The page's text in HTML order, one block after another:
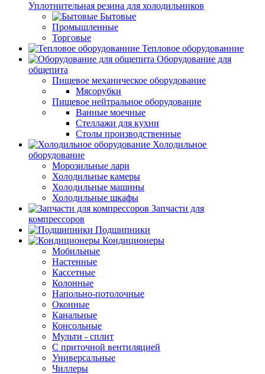
Уплотнительная резина для холодильников
Бытовые
Промышленные
Торговые
Тепловое оборудованние
Оборудование для
общепита
Пищевое механическое оборудование
Мясорубки
Пищевое нейтральное оборудование
Ванные моечные
Стеллажи для кухни
Столы производственные
Холодильное
оборудование
Морозильные лари
Холодильные камеры
Холодильные машины
Холодильные шкафы
Запчасти для
компрессоров
Подшипники
Кондиционеры
Мобильные
Настенные
Кассетные
Колонные
Напольно-потолочные
Оконные
Канальные
Консольные
Мульти - сплит
С приточной вентиляцией
Универсальные
Чиллеры